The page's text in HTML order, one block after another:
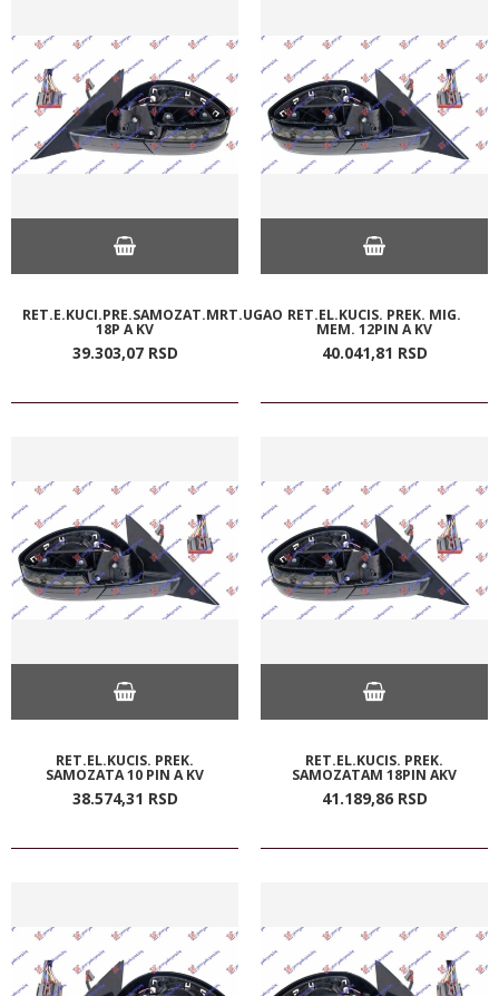
RET.E.KUCI.PRE.SAMOZAT.MRT.UGAO
18P A KV
39.303,07 RSD
RET.EL.KUCIS. PREK. MIG.
MEM. 12PIN A KV
40.041,81 RSD
RET.EL.KUCIS. PREK.
SAMOZATA 10 PIN A KV
38.574,31 RSD
RET.EL.KUCIS. PREK.
SAMOZATAM 18PIN AKV
41.189,86 RSD